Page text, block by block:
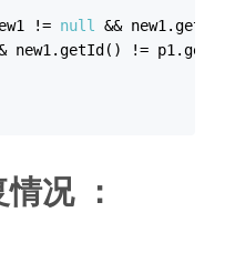
!= null &&
new1.get
Id() != p1.get
况 ：